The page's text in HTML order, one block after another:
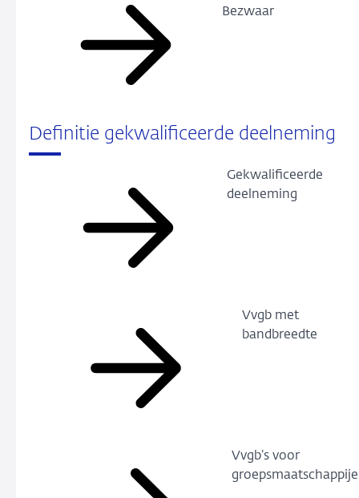
Bezwaar
Definitie gekwalificeerde deelneming
Gekwalificeerde
deelneming
Vvgb met
bandbreedte
Vvgb’s voor